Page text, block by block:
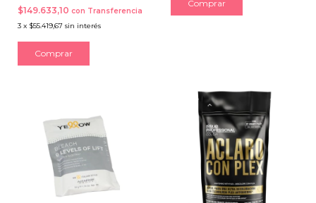
$149.633,10 con Transferencia
3 x $55.419,67 sin interés